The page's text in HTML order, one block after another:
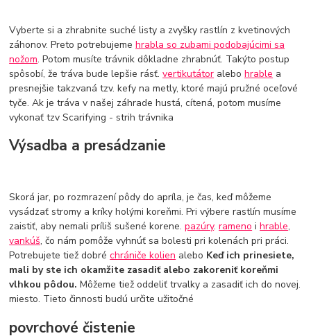
Vyberte si a zhrabnite suché listy a zvyšky rastlín z kvetinových
záhonov. Preto potrebujemehrabla so zubami podobajúcimi sa
nožom. Potom musíte trávnik dôkladne zhrabnúť. Takýto postup
spôsobí, že tráva bude lepšie rásť.vertikutátor alebohrable a
presnejšie takzvaná tzv. kefy na metly, ktoré majú pružné oceľové
tyče. Ak je tráva v našej záhrade hustá, cítená, potom musíme
vykonať tzv Scarifying - strih trávnika
Výsadba a presádzanie
Skorá jar, po rozmrazení pôdy do apríla, je čas, keď môžeme
vysádzať stromy a kríky holými koreňmi. Pri výbere rastlín musíme
zaistiť, aby nemali príliš sušené korene.pazúry.rameno ihrable,
vankúš, čo nám pomôže vyhnúť sa bolesti pri kolenách pri práci.
Potrebujete tiež dobréchrániče kolien alebo Keď ich prinesiete,
mali by ste ich okamžite zasadiť alebo zakoreniť koreňmi
vlhkou pôdou.Môžeme tiež oddeliť trvalky a zasadiť ich do novej.
miesto. Tieto činnosti budú určite užitočné
povrchové čistenie